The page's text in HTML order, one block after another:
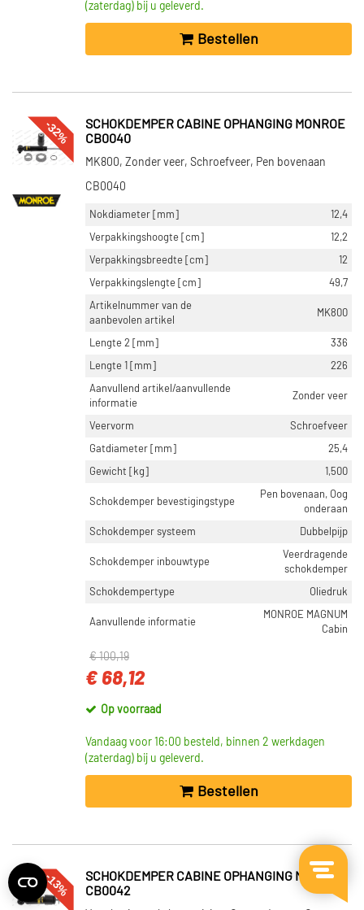
(zaterdag) bij u geleverd.
Bestellen
-32%
SCHOKDEMPER CABINE OPHANGING MONROE
CB0040
MK800, Zonder veer, Schroefveer, Pen bovenaan
CB0040
Nokdiameter [mm]
12,4
Verpakkingshoogte [cm]
12,2
Verpakkingsbreedte [cm]
12
Verpakkingslengte [cm]
49,7
Artikelnummer van de
aanbevolen artikel
MK800
Lengte 2 [mm]
336
Lengte 1 [mm]
226
Aanvullend artikel/aanvullende
informatie
Zonder veer
Veervorm
Schroefveer
Gatdiameter [mm]
25,4
Gewicht [kg]
1,500
Schokdemper bevestigingstype
Pen bovenaan, Oog
onderaan
Schokdemper systeem
Dubbelpijp
Schokdemper inbouwtype
Veerdragende
schokdemper
Schokdempertype
Oliedruk
Aanvullende informatie
MONROE MAGNUM
Cabin
€ 100,19
€ 68,12
Op voorraad
Vandaag voor 16:00 besteld, binnen 2 werkdagen
(zaterdag) bij u geleverd.
Bestellen
-13%
SCHOKDEMPER CABINE OPHANGING MONROE
CB0042